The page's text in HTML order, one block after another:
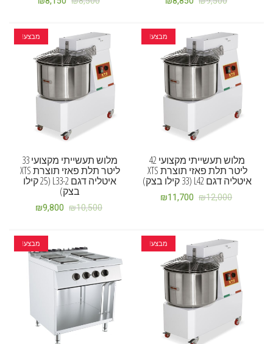
מבצע!
מלוש תעשייתי מקצועי 33
ליטר תלת פאזי תוצרת XTS
איטליה דגם L33-2 (25 קילו
בצק)
₪10,500
₪9,800
מבצע!
מלוש תעשייתי מקצועי 42
ליטר תלת פאזי תוצרת XTS
איטליה דגם L42 (33 קילו בצק)
₪12,000
₪11,700
מבצע! מבצע!